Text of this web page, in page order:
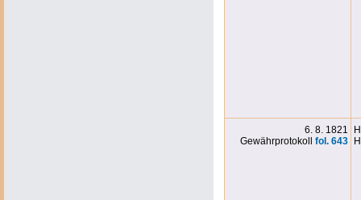
6. 8. 1821
Gewährprotokoll fol. 643